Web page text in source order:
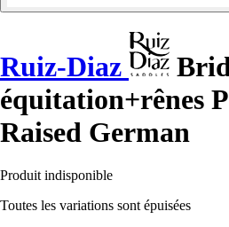
Ruiz-Diaz
équitation+rênes
Raised German
Produit indisponible
Toutes les variations sont épuisées